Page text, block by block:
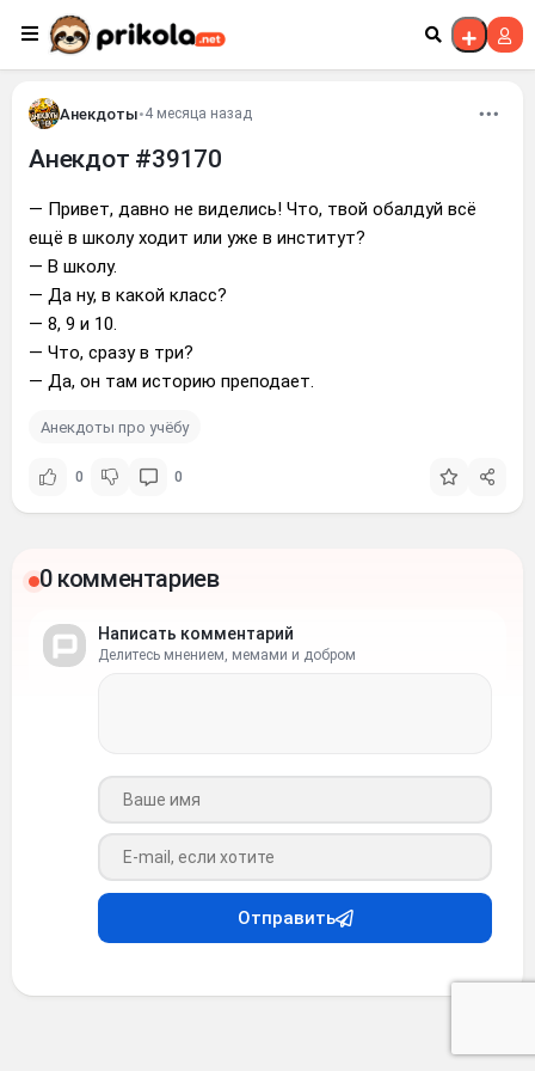
Перейти к контенту
Анекдоты•4 месяца назад
Анекдот #39170
— Привет, давно не виделись! Что, твой обалдуй всё
ещё в школу ходит или уже в институт?
— В школу.
— Да ну, в какой класс?
— 8, 9 и 10.
— Что, сразу в три?
— Да, он там историю преподает.
Анекдоты про учёбу
0 0
0 комментариев
Написать комментарий
Делитесь мнением, мемами и добром
Ваше имя
Ваш e-mail
Отправить